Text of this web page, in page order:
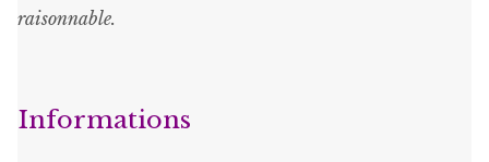
raisonnable.
Informations